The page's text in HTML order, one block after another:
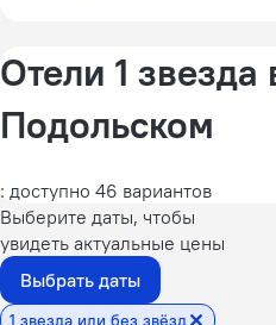
Отели 1
Подольском
: доступно 46 вариантов
Выберите даты, чтобы
увидеть актуальные цены
Выбрать даты
1 звезда или без звёзд